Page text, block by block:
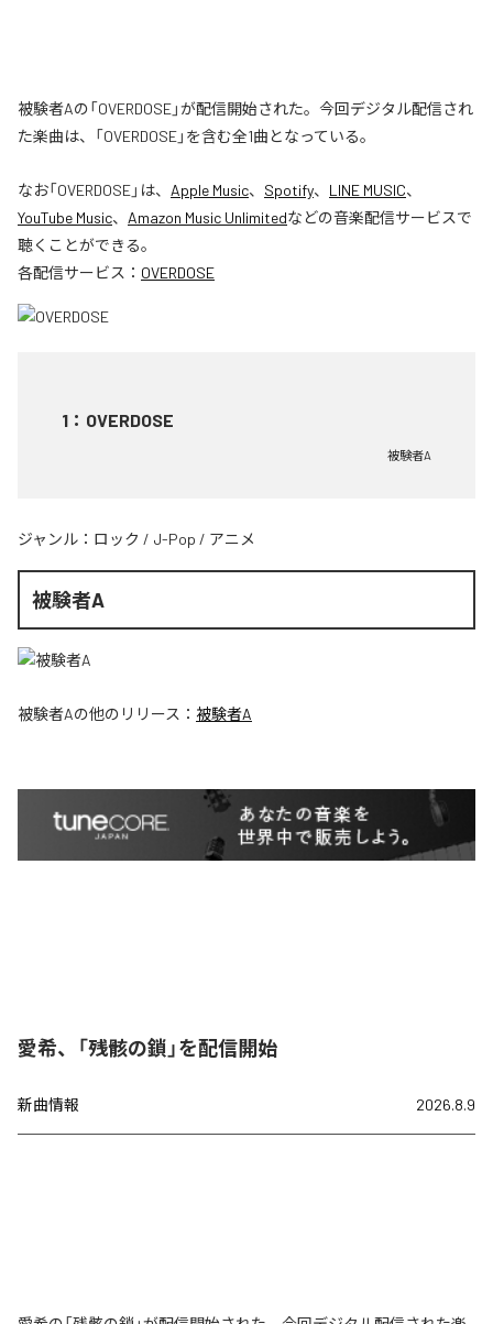
被験者Aの「OVERDOSE」が配信開始された。今回デジタル配信され
た楽曲は、「OVERDOSE」を含む全1曲となっている。
なお「OVERDOSE」は、 Apple Music、 Spotify、 LINE MUSIC、
YouTube Music、 Amazon Music Unlimitedなどの音楽配信サービスで
聴くことができる。
各配信サービス： OVERDOSE
1 ： OVERDOSE
被験者A
ジャンル： ロック / J-Pop / アニメ
被験者A
被験者Aの他のリリース： 被験者A
愛希、「残骸の鎖」を配信開始
新曲情報 2026.8.9